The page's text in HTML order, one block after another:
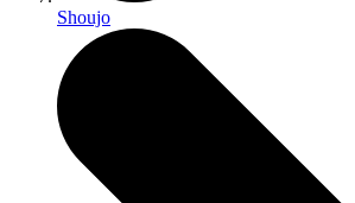
Shoujo